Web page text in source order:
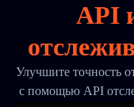
API
Улучшите точность
с помощью API